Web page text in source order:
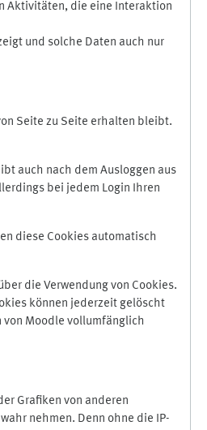
Aktivitäten, die eine Interaktion
und solche Daten auch nur
Seite zu Seite erhalten bleibt.
auch nach dem Ausloggen aus
bei jedem Login Ihren
diese Cookies automatisch
die Verwendung von Cookies.
können jederzeit gelöscht
Moodle vollumfänglich
Grafiken von anderen
nehmen. Denn ohne die IP-